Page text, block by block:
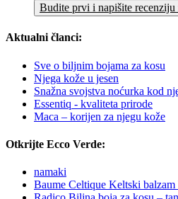
Budite prvi i napišite
Aktualni članci:
Sve o biljnim bojama za kosu
Njega kože u jesen
Snažna svojstva noćurka kod
Essentiq - kvaliteta prirode
Maca – korijen za njegu kože
Otkrijte Ecco Verde:
namaki
Baume Celtique Keltski balzam